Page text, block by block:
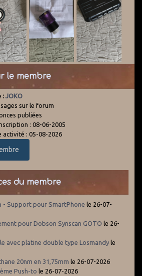
le membre
: JOKO
sur le forum
publiées
: 08-06-2005
activité : 05-08-2026
du membre
- Support pour SmartPhone le 26-07-
pour Dobson Synscan GOTO le 26-
avec platine double type Losmandy le
20nm en 31,75mm le 26-07-2026
Push-to le 26-07-2026